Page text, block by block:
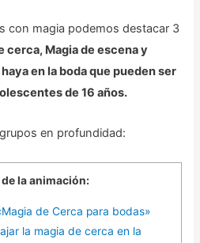
con magia podemos destacar 3
cerca, Magia de escena y
en la boda que pueden ser
de 16 años.
en profundidad:
la animación:
de Cerca para bodas»
la magia de cerca en la